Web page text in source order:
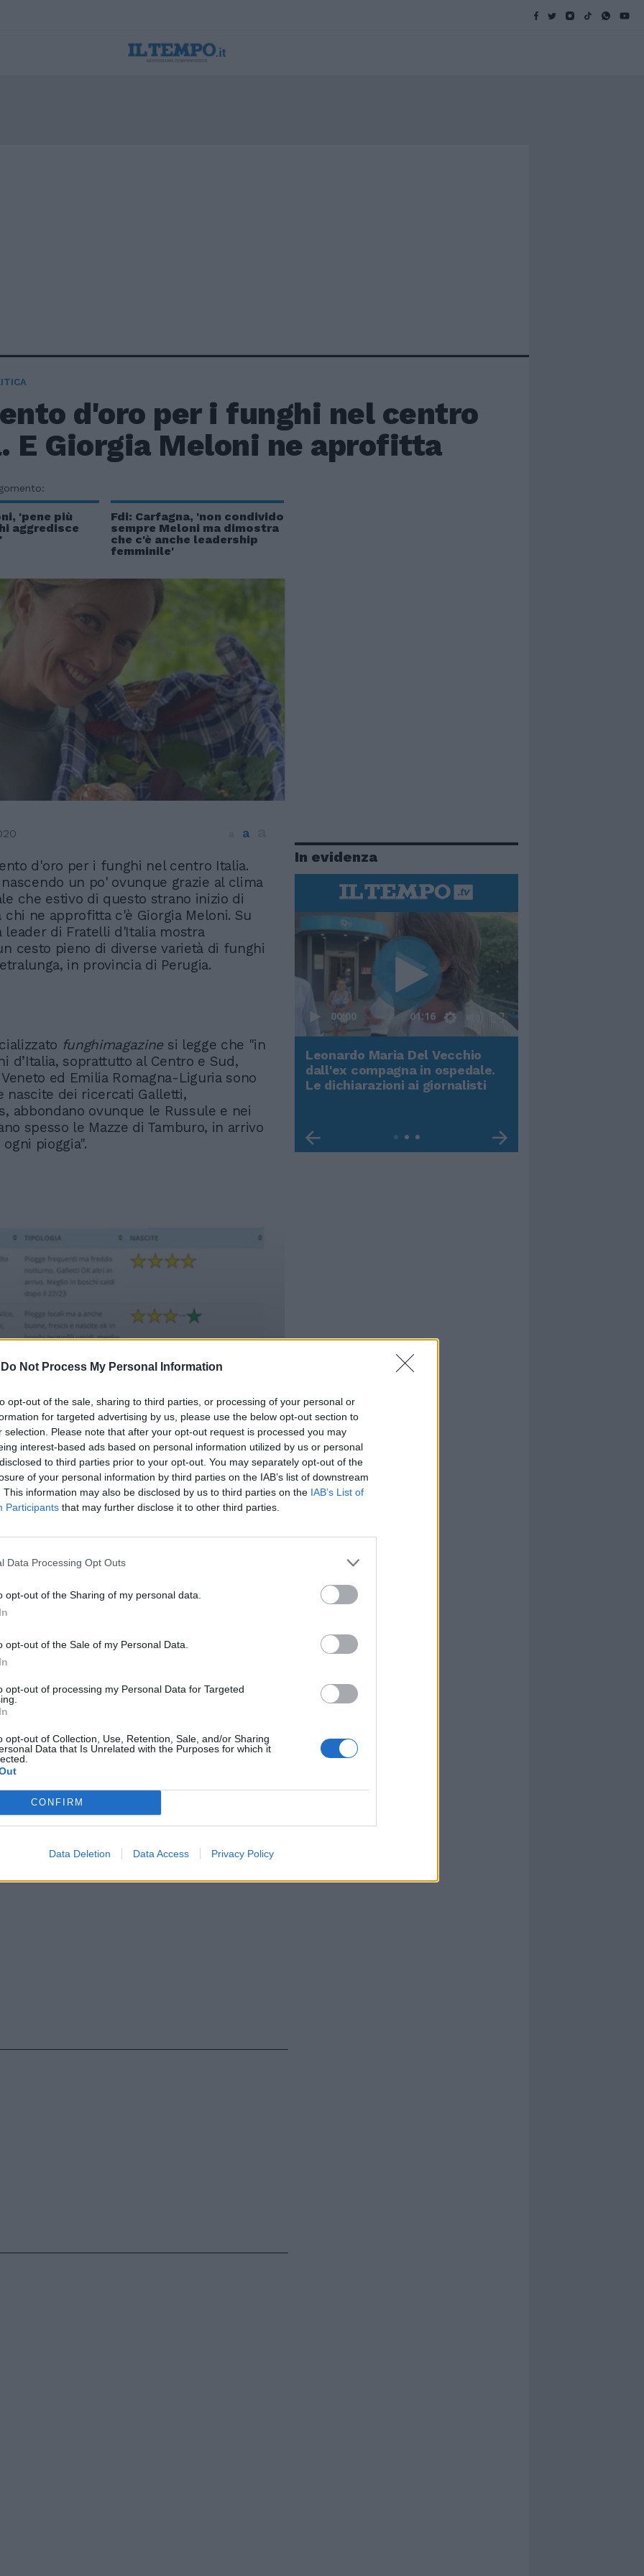
Do Not Process My Personal Information
opt-out of the sale, sharing to third parties, or processing of your personal or
for targeted advertising by us, please use the below opt-out section to
selection. Please note that after your opt-out request is processed you may
interest-based ads based on personal information utilized by us or personal
to third parties prior to your opt-out. You may separately opt-out of the
of your personal information by third parties on the IAB’s list of downstream
This information may also be disclosed by us to third parties on the IAB’s List of
Participants that may further disclose it to other third parties.
Data Processing Opt Outs
opt-out of the Sharing of my personal data.
opt-out of the Sale of my Personal Data.
opt-out of processing my Personal Data for Targeted
opt-out of Collection, Use, Retention, Sale, and/or Sharing
Data that Is Unrelated with the Purposes for which it
CONFIRM
Data Deletion Data Access Privacy Policy
d'oro per i funghi nel centro
E Giorgia Meloni ne aprofitta
'pene più
aggredisce
Fdi: Carfagna, 'non condivido
sempre Meloni ma dimostra
che c'è anche leadership
femminile'
a
d'oro per i funghi nel centro Italia.
un po' ovunque grazie al clima
che estivo di questo strano inizio di
chi ne approfitta c'è Giorgia Meloni. Su
leader di Fratelli d'Italia mostra
cesto pieno di diverse varietà di funghi
in provincia di Perugia.
funghimagazine si legge che "in
d’Italia, soprattutto al Centro e Sud,
ed Emilia Romagna-Liguria sono
nascite dei ricercati Galletti,
abbondano ovunque le Russule e nei
spesso le Mazze di Tamburo, in arrivo
pioggia".
funghi Porcini Estatini ma anche dei
Sud con fulcro delle nascite in Toscana e
presenti solo in boschi termofili di bassa
del periodo che in molti lettori
nascite funghi regionali, sono i primi
di Porcini edulis. Funghi prettamente
però, in particolari condizioni
quella attuale, possono comparire
a Giugno. Non si tratta di una norma e
di stagione ma semplicemente di
confusione ad opera dei Porcini edulis
caldo di aprile e maggio, con gli shock
le piogge fredde e grandinate,
anticipato dell’autunno".
In evidenza
Rudy Giuliani a Come States?
Trump, Meloni e la strategia
americana
00:00 01:16
Leonardo Maria Del Vecchio
dall'ex compagna in ospedale.
Le dichiarazioni ai giornalisti